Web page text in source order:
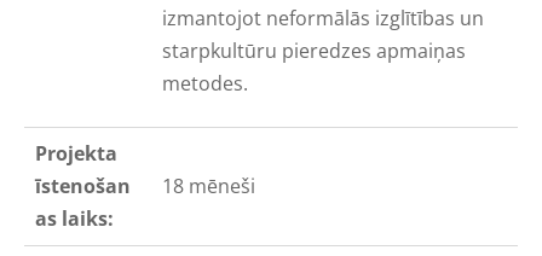
izmantojot neformālās izglītības un
starpkultūru pieredzes apmaiņas
metodes.
Projekta
īstenošan
as laiks:
18 mēneši